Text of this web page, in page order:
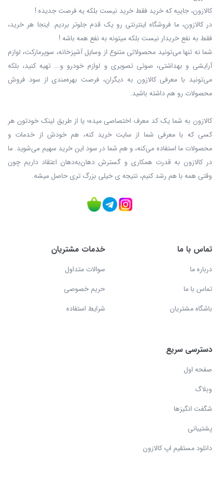
کالازون، جاییه که خرید فقط خرید نیست بلکه یه فرصت جدیده !
در کالازون، ما فروشگاه اینترنتی رو یک قدم جلوتر بردیم. اینجا هر خرید،
فقط به نفع خریدار نیست بلکه میتونه به نفع همه باشه !
شما نه‌ تنها می‌تونید محصولاتی متنوع از وسایل آشپزخانه، سوپرمارکت، لوازم
آرایشی و بهداشتی، صوتی تصویری و لوازم خودرو و... تهیه کنید، بلکه
می‌تونید با معرفی کالازون به دیگران، فرصت بهره‌مندی از سود فروش
محصولات رو هم داشته باشید.
کالازون به شما یک کد معرف اختصاصی میده؛ یا از طریق لینک خودتون هر
کسی که با معرفی شما از سایت خرید کنه، هم خودش از خدمات و
محصولات ما استفاده می‌کنه، و هم شما در سود این خرید سهیم می‌شوید. ما
در کالازون به قدرت همکاری و گسترش دهان‌به‌دهان اعتقاد داریم چون
وقتی همه با هم رشد کنیم، نتیجه ی خیلی بزرگ‌ تری حاصل میشه.
تماس با ما
درباره ما
تماس با ما
باشگاه مشتریان
خدمات مشتریان
سوالات متداول
حریم خصوصی
شرایط استفاده
دسترسی سریع
صفحه اول
وبلاگ
شگفت انگیزها
پشتیبانی
دانلود مستقیم اپ کالازون